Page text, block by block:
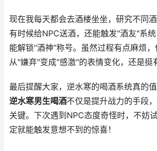
现在我每天都会去酒楼坐坐，研究不同酒
有时候给NPC送酒，还能触发"酒友"系
能解锁"酒神"称号。虽然过程有点麻烦
从"嫌弃"变成"感激"的表情变化，还是挺
最后提醒大家，逆水寒的喝酒系统真的值
逆水寒男生喝酒不仅是提升战力的手段
关键。下次遇到NPC态度奇怪时，不妨
定就能触发意想不到的惊喜！